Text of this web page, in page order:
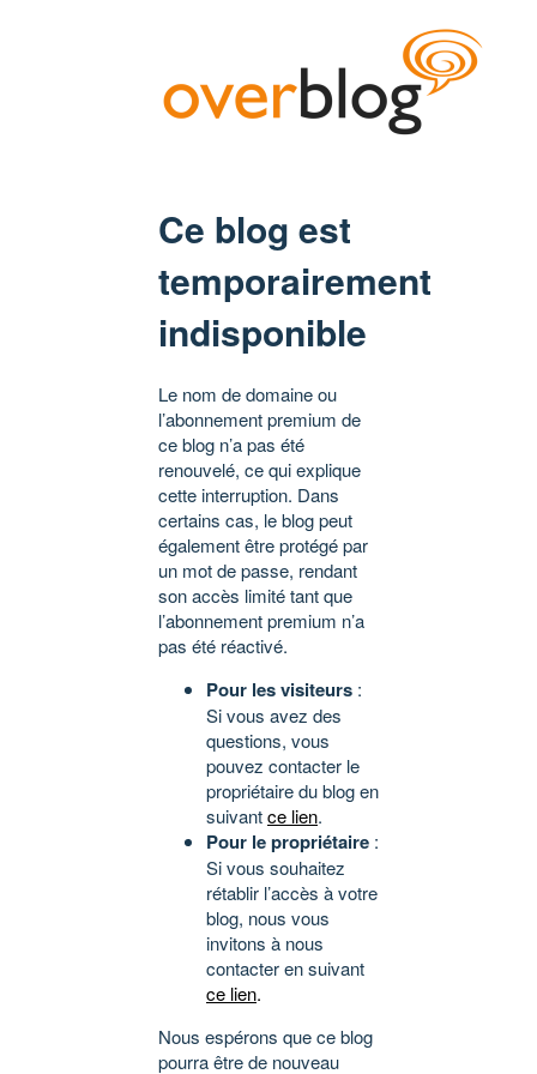
Ce blog est
temporairement
indisponible
Le nom de domaine ou
l’abonnement premium de
ce blog n’a pas été
renouvelé, ce qui explique
cette interruption. Dans
certains cas, le blog peut
également être protégé par
un mot de passe, rendant
son accès limité tant que
l’abonnement premium n’a
pas été réactivé.
Pour les visiteurs :
Si vous avez des
questions, vous
pouvez contacter le
propriétaire du blog en
suivantce lien.
Pour le propriétaire :
Si vous souhaitez
rétablir l’accès à votre
blog, nous vous
invitons à nous
contacter en suivant
ce lien.
Nous espérons que ce blog
pourra être de nouveau